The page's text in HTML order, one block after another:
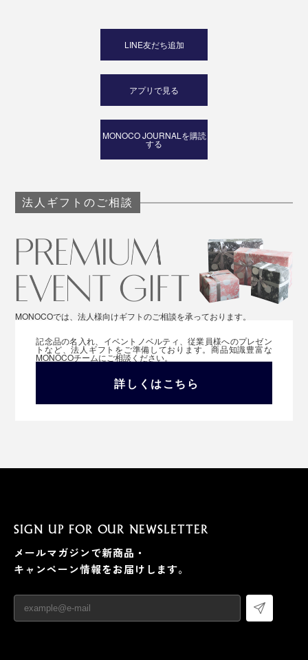
LINE友だち追加
アプリで見る
MONOCO JOURNALを購読
する
法人ギフトのご相談
MONOCOでは、法人様向けギフトのご相談を承っております。
記念品の名入れ、イベントノベルティ、従業員様へのプレゼン
トなど、法人ギフトをご準備しております。商品知識豊富な
MONOCOチームにご相談ください。
詳しくはこちら
SIGN UP FOR OUR NEWSLETTER
メールマガジンで新商品・
キャンペーン情報をお届けします。